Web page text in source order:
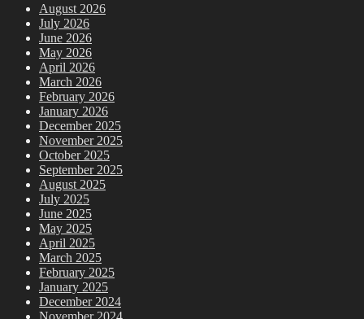
August 2026
July 2026
June 2026
May 2026
April 2026
March 2026
February 2026
January 2026
December 2025
November 2025
October 2025
September 2025
August 2025
July 2025
June 2025
May 2025
April 2025
March 2025
February 2025
January 2025
December 2024
November 2024